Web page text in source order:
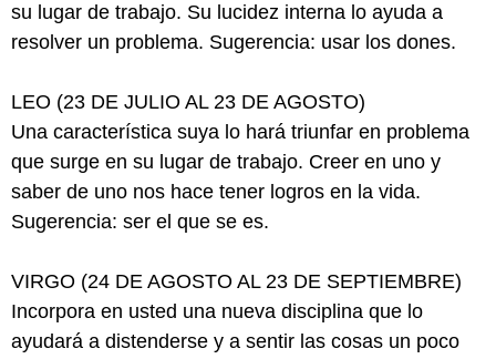
su lugar de trabajo. Su lucidez interna lo ayuda a
resolver un problema. Sugerencia: usar los dones.
LEO (23 DE JULIO AL 23 DE AGOSTO)
Una característica suya lo hará triunfar en problema
que surge en su lugar de trabajo. Creer en uno y
saber de uno nos hace tener logros en la vida.
Sugerencia: ser el que se es.
VIRGO (24 DE AGOSTO AL 23 DE SEPTIEMBRE)
Incorpora en usted una nueva disciplina que lo
ayudará a distenderse y a sentir las cosas un poco